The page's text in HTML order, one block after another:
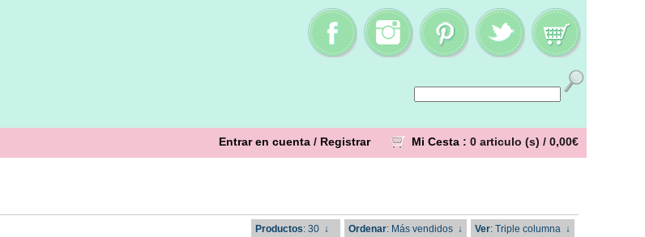
Entrar en cuenta / Registrar Mi Cesta : 0 articulo (s) / 0,00€
Productos: 30 ↓ Ordenar: Más vendidos ↓ Ver: Triple columna ↓